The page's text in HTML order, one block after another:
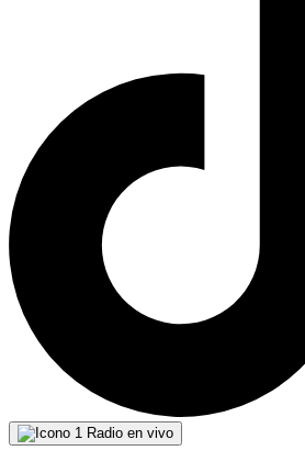
Radio en vivo